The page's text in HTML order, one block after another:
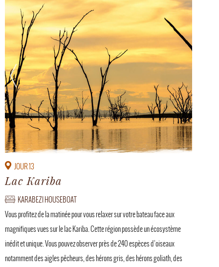
JOUR 13
Lac Kariba
KARABEZI HOUSEBOAT
Vous profitez de la matinée pour vous relaxer sur votre bateau face aux
magnifiques vues sur le lac Kariba. Cette région possède un écosystème
inédit et unique. Vous pouvez observer près de 240 espèces d’oiseaux
notamment des aigles pêcheurs, des hérons gris, des hérons goliath, des